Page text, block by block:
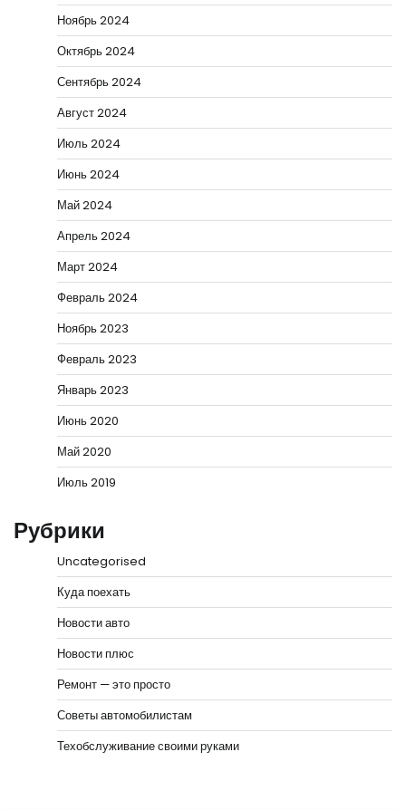
Ноябрь 2024
Октябрь 2024
Сентябрь 2024
Август 2024
Июль 2024
Июнь 2024
Май 2024
Апрель 2024
Март 2024
Февраль 2024
Ноябрь 2023
Февраль 2023
Январь 2023
Июнь 2020
Май 2020
Июль 2019
Рубрики
Uncategorised
Куда поехать
Новости авто
Новости плюс
Ремонт — это просто
Советы автомобилистам
Техобслуживание своими руками